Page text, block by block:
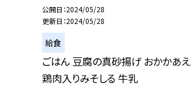
公開日 2024/05/28
更新日 2024/05/28
給食
ごはん 豆腐の真砂揚げ おかかあえ
鶏肉入りみそしる 牛乳